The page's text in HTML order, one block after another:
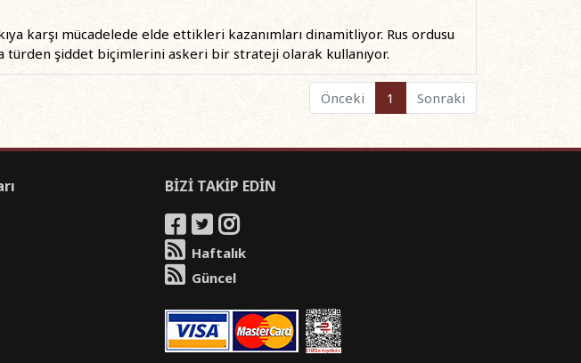
karşı mücadelede elde ettikleri kazanımları dinamitliyor. Rus ordusu
şiddet biçimlerini askeri bir strateji olarak kullanıyor.
Önceki 1 Sonraki
BİZİ TAKİP EDİN
Haftalık
Güncel